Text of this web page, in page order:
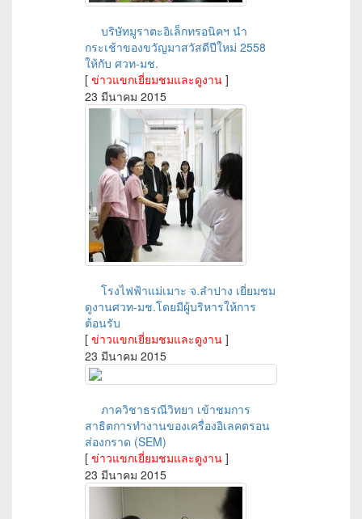
บริษัทมูราตะอิเล็กทรอนิคฯ นำ
กระเช้าของขวัญมาสวัสดีปีใหม่ 2558
ให้กับ ศวท-มช.
[ ข่าวแขกเยี่ยมชมและดูงาน ]
23 มีนาคม 2015
โรงไฟฟ้าแม่เมาะ จ.ลำปาง เยี่ยมชม
ดูงานศวท-มช.โดยมีผู้บริหารให้การ
ต้อนรับ
[ ข่าวแขกเยี่ยมชมและดูงาน ]
23 มีนาคม 2015
ภาควิชาธรณีวิทยา เข้าชมการ
สาธิตการทำงานของเครื่องอิเลคตรอน
ส่องกราด (SEM)
[ ข่าวแขกเยี่ยมชมและดูงาน ]
23 มีนาคม 2015